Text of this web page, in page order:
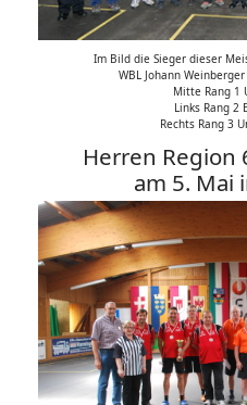
Im Bild die Sieger dieser
WBL Johann
Mitte Rang 1
Links Rang 2
Rechts Rang 3
Herren Region
am 5. Mai